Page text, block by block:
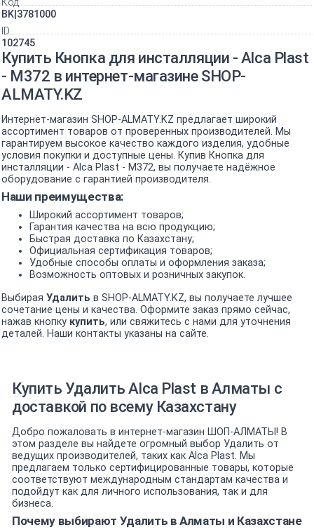
BK|3781000
ID
102745
Купить Кнопка для инсталляции - Alca Plast
- M372 в интернет-магазине SHOP-
ALMATY.KZ
Интернет-магазин SHOP-ALMATY.KZ предлагает широкий
ассортимент товаров от проверенных производителей. Мы
гарантируем высокое качество каждого изделия, удобные
условия покупки и доступные цены. Купив Кнопка для
инсталляции - Alca Plast - M372, вы получаете надёжное
оборудование с гарантией производителя.
Наши преимущества:
Широкий ассортимент товаров;
Гарантия качества на всю продукцию;
Быстрая доставка по Казахстану;
Официальная сертификация товаров;
Удобные способы оплаты и оформления заказа;
Возможность оптовых и розничных закупок.
Выбирая Удалить в SHOP-ALMATY.KZ, вы получаете лучшее
сочетание цены и качества. Оформите заказ прямо сейчас,
нажав кнопку купить, или свяжитесь с нами для уточнения
деталей. Наши контакты указаны на сайте.
Купить Удалить Alca Plast в Алматы с
доставкой по всему Казахстану
Добро пожаловать в интернет-магазин ШОП-АЛМАТЫ! В
этом разделе вы найдете огромный выбор Удалить от
ведущих производителей, таких как Alca Plast. Мы
предлагаем только сертифицированные товары, которые
соответствуют международным стандартам качества и
подойдут как для личного использования, так и для
бизнеса.
Почему выбирают Удалить в Алматы и Казахстане